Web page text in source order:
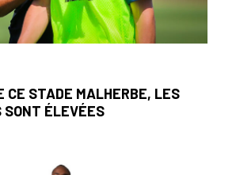
CE STADE MALHERBE, LES
ÉLEVÉES